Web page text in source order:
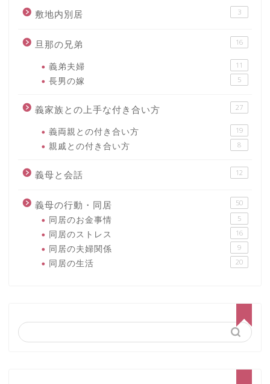
敷地内別居 3
旦那の兄弟 16
義弟夫婦 11
長男の嫁 5
義家族との上手な付き合い方 27
義両親との付き合い方 19
親戚との付き合い方 8
義母と会話 12
義母の行動・同居 50
同居のお金事情 5
同居のストレス 16
同居の夫婦関係 9
同居の生活 20